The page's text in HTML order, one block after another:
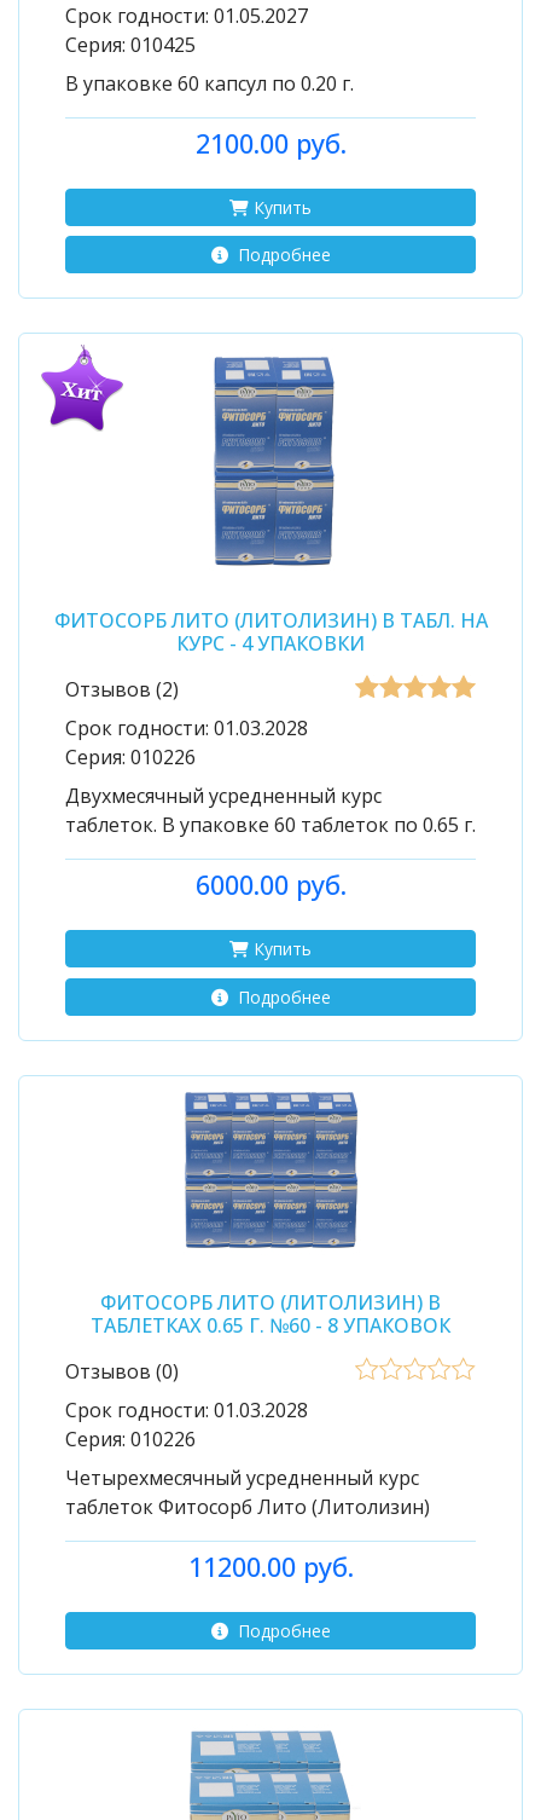
Срок годности: 01.05.2027
Серия: 010425
В упаковке 60 капсул по 0.20 г.
2100.00 руб.
Купить
Подробнее
ФИТОСОРБ ЛИТО (ЛИТОЛИЗИН) В ТАБЛ. НА
КУРС - 4 УПАКОВКИ
Отзывов (2)
Срок годности: 01.03.2028
Серия: 010226
Двухмесячный усредненный курс
таблеток. В упаковке 60 таблеток по 0.65 г.
6000.00 руб.
Купить
Подробнее
ФИТОСОРБ ЛИТО (ЛИТОЛИЗИН) В
ТАБЛЕТКАХ 0.65 Г. №60 - 8 УПАКОВОК
Отзывов (0)
Срок годности: 01.03.2028
Серия: 010226
Четырехмесячный усредненный курс
таблеток Фитосорб Лито (Литолизин)
11200.00 руб.
Подробнее